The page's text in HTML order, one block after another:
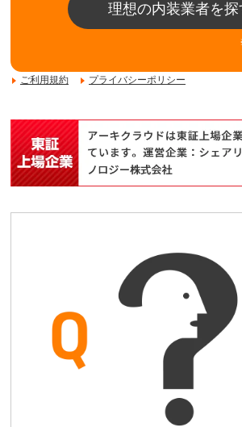
理想の内装業者を探
ご利用規約 プライバシーポリシー